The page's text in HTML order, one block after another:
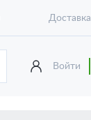
Доставка
Войти